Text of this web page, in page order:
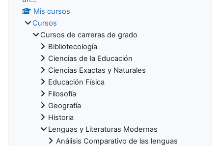
Mis cursos
Cursos
Cursos de carreras de grado
Bibliotecología
Ciencias de la Educación
Ciencias Exactas y Naturales
Educación Física
Filosofía
Geografía
Historia
Lenguas y Literaturas Modernas
Análisis Comparativo de las lenguas